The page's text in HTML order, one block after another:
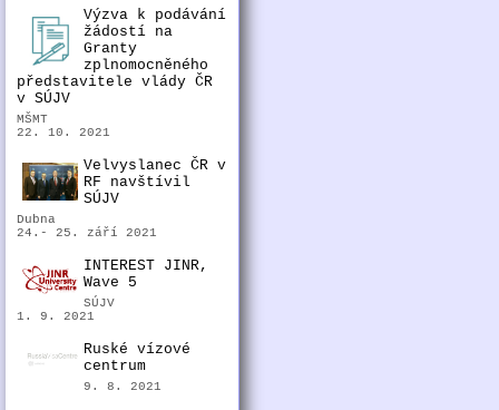
Výzva k podávání
žádostí na
Granty
zplnomocněného
představitele vlády ČR
v SÚJV
MŠMT
22. 10. 2021
Velvyslanec ČR v
RF navštívil
SÚJV
Dubna
24.- 25. září 2021
INTEREST JINR,
Wave 5
SÚJV
1. 9. 2021
Ruské vízové
centrum
9. 8. 2021